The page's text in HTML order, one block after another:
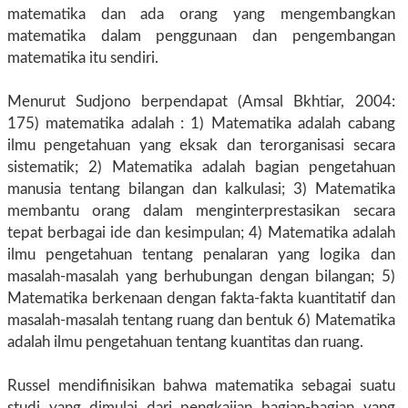
matematika dan ada orang yang mengembangkan
matematika dalam penggunaan dan pengembangan
matematika itu sendiri.
Menurut Sudjono berpendapat (Amsal Bkhtiar, 2004:
175) matematika adalah : 1) Matematika adalah cabang
ilmu pengetahuan yang eksak dan terorganisasi secara
sistematik; 2) Matematika adalah bagian pengetahuan
manusia tentang bilangan dan kalkulasi; 3) Matematika
membantu orang dalam menginterprestasikan secara
tepat berbagai ide dan kesimpulan; 4) Matematika adalah
ilmu pengetahuan tentang penalaran yang logika dan
masalah-masalah yang berhubungan dengan bilangan; 5)
Matematika berkenaan dengan fakta-fakta kuantitatif dan
masalah-masalah tentang ruang dan bentuk 6) Matematika
adalah ilmu pengetahuan tentang kuantitas dan ruang.
Russel mendifinisikan bahwa matematika sebagai suatu